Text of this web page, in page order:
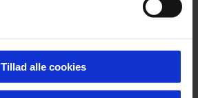
Tillad alle cookies